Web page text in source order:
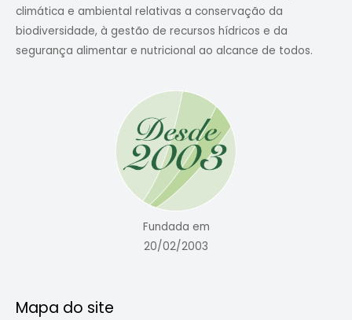
climática e ambiental relativas a conservação da
biodiversidade, à gestão de recursos hídricos e da
segurança alimentar e nutricional ao alcance de todos.
Fundada em
20/02/2003
Mapa do site